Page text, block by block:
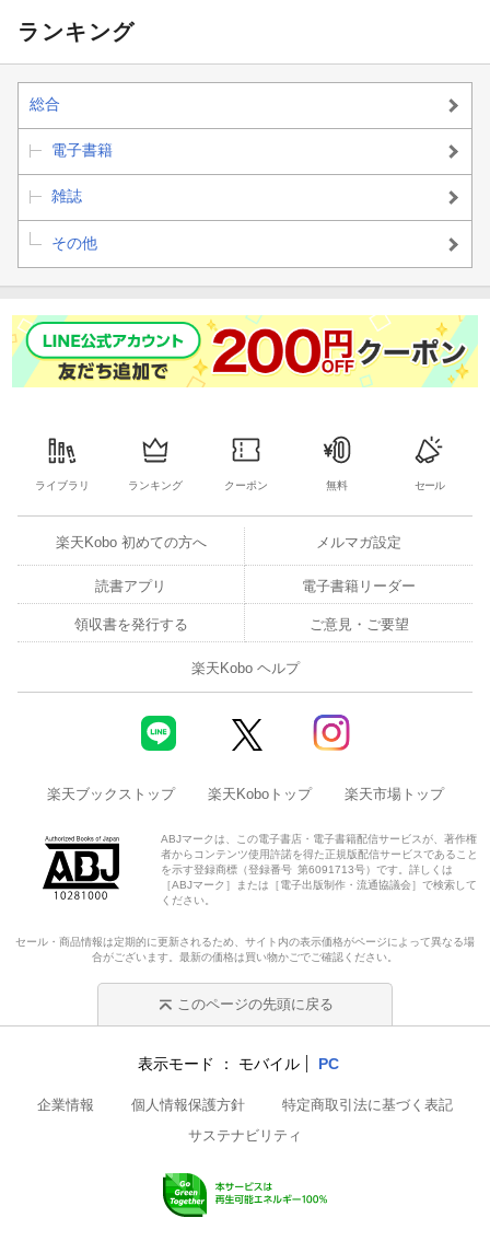
ランキング
総合
電子書籍
雑誌
その他
ライブラリ ランキング クーポン 無料 セール
楽天Kobo 初めての方へ メルマガ設定
読書アプリ 電子書籍リーダー
領収書を発行する ご意見・ご要望
楽天Kobo ヘルプ
楽天ブックストップ 楽天Koboトップ 楽天市場トップ
ABJマークは、この電子書店・電子書籍配信サービスが、著作権
者からコンテンツ使用許諾を得た正規版配信サービスであること
を示す登録商標（登録番号 第6091713号）です。詳しくは
［ABJマーク］または［電子出版制作・流通協議会］で検索して
ください。
セール・商品情報は定期的に更新されるため、サイト内の表示価格がページによって異なる場
合がございます。最新の価格は買い物かごでご確認ください。
このページの先頭に戻る
表示モード モバイル PC
企業情報 個人情報保護方針
特定商取引法に基づく表記
サステナビリティ